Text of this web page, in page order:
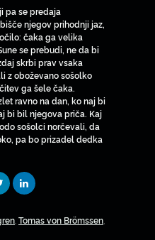
pa se predaja
njegov prihodnji jaz,
čaka ga velika
se prebudi, ne da bi
skrbi prav vsaka
z oboževano sošolko
ga šele čaka.
ravno na dan, ko naj bi
bi bil njegova priča. Kaj
sošolci norčevali, da
pa bo prizadel dedka
Tomas von Brömssen